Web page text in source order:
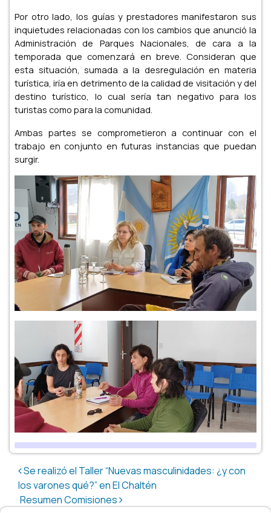
Por otro lado, los guías y prestadores manifestaron sus
inquietudes relacionadas con los cambios que anunció la
Administración de Parques Nacionales, de cara a la
temporada que comenzará en breve. Consideran que
esta situación, sumada a la desregulación en materia
turística, iría en detrimento de la calidad de visitación y del
destino turístico, lo cual sería tan negativo para los
turistas como para la comunidad.
Ambas partes se comprometieron a continuar con el
trabajo en conjunto en futuras instancias que puedan
surgir.
Post navigation
Se realizó el Taller “Nuevas masculinidades: ¿y con
los varones qué?” en El Chaltén
Resumen Comisiones